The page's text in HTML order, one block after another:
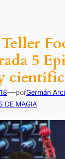
5
—porGermán
DE MAGIA